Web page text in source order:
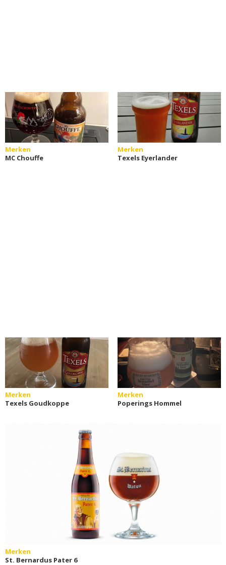
Merken
MC Chouffe
Merken
Texels Eyerlander
Merken
Texels Goudkoppe
Merken
Poperings Hommel
Merken
St. Bernardus Pater 6